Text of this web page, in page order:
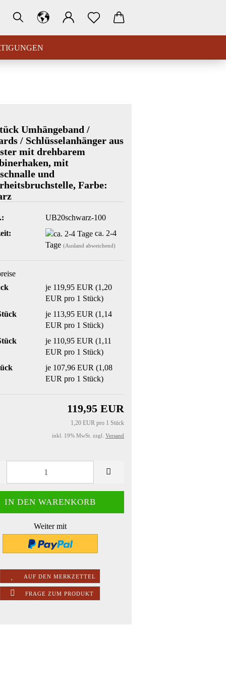
Umhängeband /
/ Schlüsselanhänger aus
mit drehbarem
mit
und
Farbe:
UB20schwarz-100
ca. 2-4
Tage (Ausland abweichend)
je 119,95 EUR (1,20
EUR pro 1 Stück)
je 113,95 EUR (1,14
EUR pro 1 Stück)
je 110,95 EUR (1,11
EUR pro 1 Stück)
je 107,96 EUR (1,08
EUR pro 1 Stück)
119,95 EUR
1,20 EUR pro 1 Stück
inkl. 19% MwSt. zzgl. Versand
Weiter mit
AUF DEN MERKZETTEL
FRAGE ZUM PRODUKT